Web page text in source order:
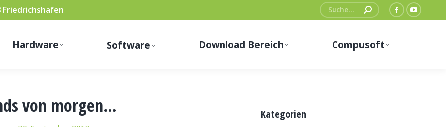
Friedrichshafen
Search:
Facebook
Hardware Software Download Bereich Compusoft
von morgen… Kategorien